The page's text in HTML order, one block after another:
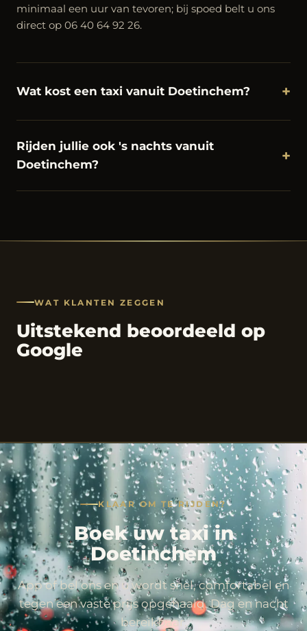
minimaal een uur van tevoren; bij spoed belt u ons
direct op 06 40 64 92 26.
Wat kost een taxi vanuit Doetinchem? +
Rijden jullie ook 's nachts vanuit
Doetinchem?
+
WAT KLANTEN ZEGGEN
Uitstekend beoordeeld op
Google
KLAAR OM TE RIJDEN?
Boek uw taxi in
Doetinchem
App of bel ons en u wordt snel, comfortabel en
tegen een vaste prijs opgehaald. Dag en nacht
bereikbaar.